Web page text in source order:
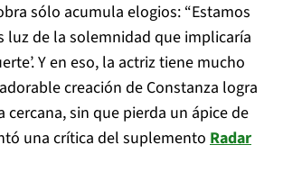
sólo acumula elogios: “Estamos
luz de la solemnidad que implicaría
Y en eso, la actriz tiene mucho
creación de Constanza logra
cercana, sin que pierda un ápice de
una crítica del suplemento Radar